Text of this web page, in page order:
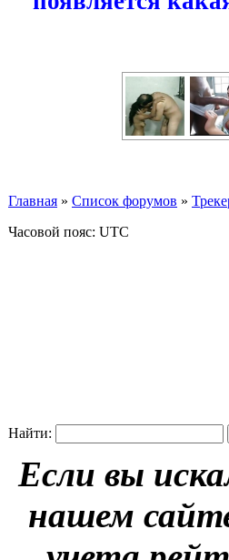
Главная » Список форумов »
Часовой пояс: UTC
Найти:
Если вы
нашем